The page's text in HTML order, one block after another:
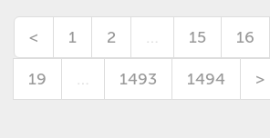
< 1 2 … 15 16
19 … 1493 1494 >